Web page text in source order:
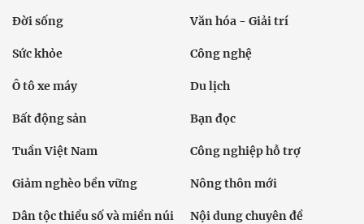
Đời sống Văn hóa - Giải trí
Sức khỏe Công nghệ
Ô tô xe máy Du lịch
Bất động sản Bạn đọc
Tuần Việt Nam Công nghiệp hỗ trợ
Giảm nghèo bền vững Nông thôn mới
Dân tộc thiểu số và miền núi Nội dung chuyên đề